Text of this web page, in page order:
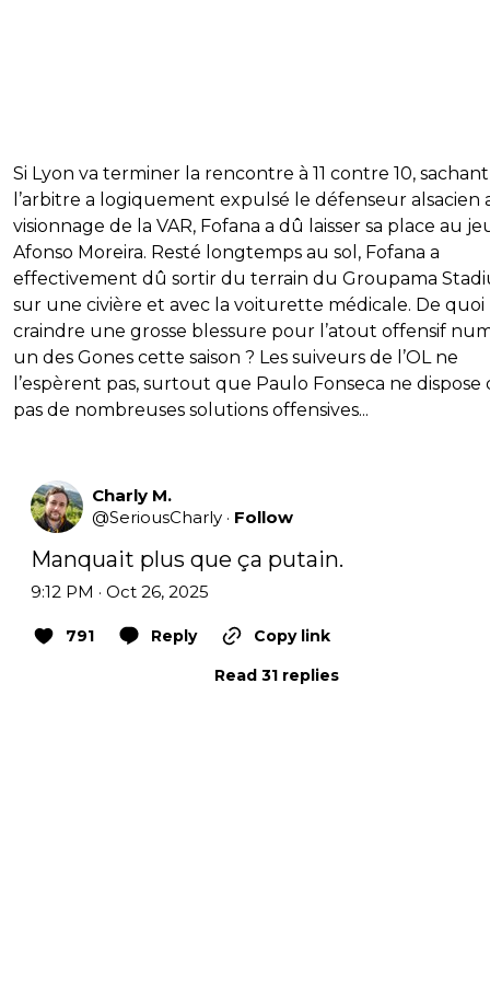
Si Lyon va terminer la rencontre à 11 contre 10,
l’arbitre a logiquement expulsé le défenseur alsacien
visionnage de la VAR, Fofana a dû laisser sa place au
Afonso Moreira. Resté longtemps au sol, Fofana a
effectivement dû sortir du terrain du Groupama
sur une civière et avec la voiturette médicale. De quoi
craindre une grosse blessure pour l’atout offensif
un des Gones cette saison ? Les suiveurs de l’OL ne
l’espèrent pas, surtout que Paulo Fonseca ne dispose
pas de nombreuses solutions offensives...
Charly M.
@SeriousCharly · Follow
Manquait plus que ça putain.
9:12 PM · Oct 26, 2025
791 Reply
Copy link
Read 31 replies